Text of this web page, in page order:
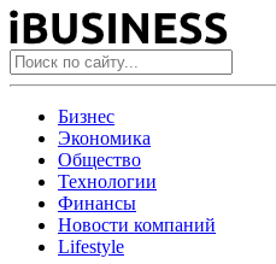
Бизнес
Экономика
Общество
Технологии
Финансы
Новости компаний
Lifestyle